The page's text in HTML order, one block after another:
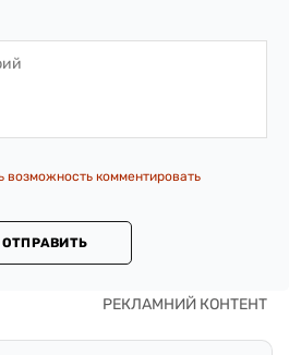
возможность комментировать
ОТПРАВИТЬ